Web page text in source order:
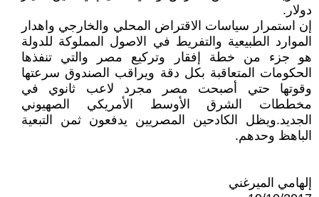
دولار.
إن استمرار سياسات الاقتراض المحلي والخارجي واهدار
الموارد الطبيعية والتفريط في الاصول المملوكة للدولة
هو جزء من خطة إفقار وتركيع مصر والتي تنفذها
الحكومات المتعاقبة بكل دقة ويراقب الصندوق سرعتها
وقوتها حتي أصبحت مصر مجرد لاعب ثانوي في
مخططات الشرق الأوسط الأمريكي الصهيوني
الجديد.ويظل الكادحين المصريين يدفعون ثمن التبعية
الباهظ وحدهم.
إلهامي الميرغني